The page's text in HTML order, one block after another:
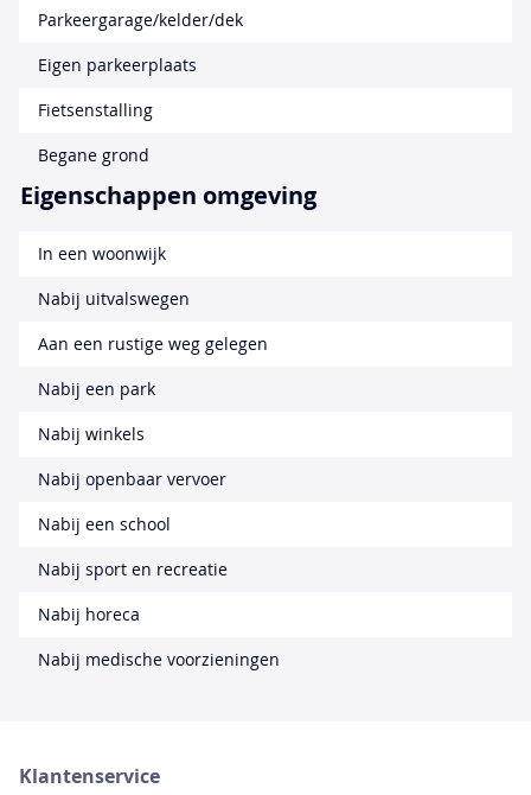
Parkeergarage/kelder/dek
Eigen parkeerplaats
Fietsenstalling
Begane grond
Eigenschappen omgeving
In een woonwijk
Nabij uitvalswegen
Aan een rustige weg gelegen
Nabij een park
Nabij winkels
Nabij openbaar vervoer
Nabij een school
Nabij sport en recreatie
Nabij horeca
Nabij medische voorzieningen
Klantenservice